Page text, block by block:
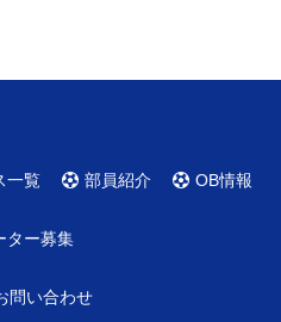
一覧 部員紹介 OB情報
ター募集
問い合わせ